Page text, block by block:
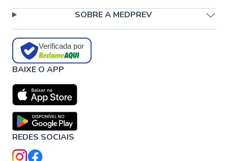
SOBRE A MEDPREV
Verificada por
BAIXE O APP
REDES SOCIAIS